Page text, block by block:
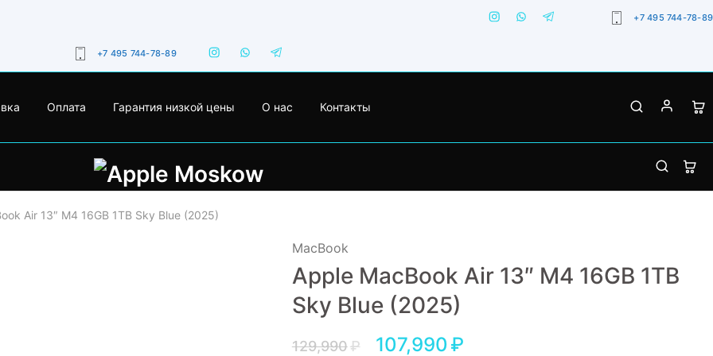
+7 495 744-78-89
+7 495 744-78-89
Оплата Гарантия низкой цены О нас Контакты
Air 13″ M4 16GB 1TB Sky Blue (2025)
MacBook
Apple MacBook Air 13″ M4 16GB 1TB
Sky Blue (2025)
129,990₽ 107,990₽